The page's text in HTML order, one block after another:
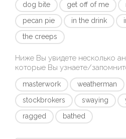
dog bite
get off of me
pecan pie
in the drink
the creeps
Ниже Вы увидете несколько
которые Вы узнаете/
masterwork weatherman
stockbrokers
swaying
ragged
bathed